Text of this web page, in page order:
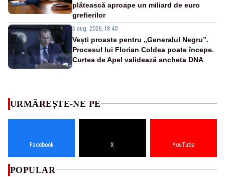
plătească aproape un miliard de euro
grefierilor
5 aug. 2026, 18:40
Vești proaste pentru „Generalul Negru”.
Procesul lui Florian Coldea poate începe.
Curtea de Apel validează ancheta DNA
URMĂREȘTE-NE PE
Facebook X YouTube
POPULAR